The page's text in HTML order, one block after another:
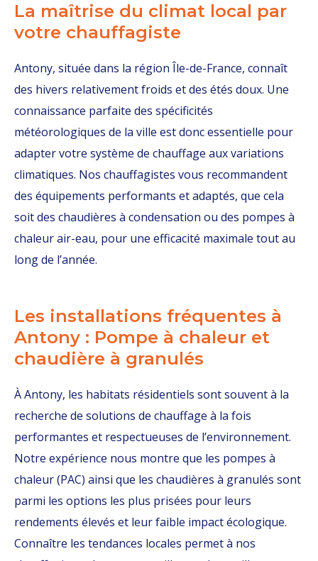
La maîtrise du climat local par
votre chauffagiste
Antony, située dans la région Île-de-France, connaît
des hivers relativement froids et des étés doux. Une
connaissance parfaite des spécificités
météorologiques de la ville est donc essentielle pour
adapter votre système de chauffage aux variations
climatiques. Nos chauffagistes vous recommandent
des équipements performants et adaptés, que cela
soit des chaudières à condensation ou des pompes à
chaleur air-eau, pour une efficacité maximale tout au
long de l’année.
Les installations fréquentes à
Antony : Pompe à chaleur et
chaudière à granulés
À Antony, les habitats résidentiels sont souvent à la
recherche de solutions de chauffage à la fois
performantes et respectueuses de l’environnement.
Notre expérience nous montre que les pompes à
chaleur (PAC) ainsi que les chaudières à granulés sont
parmi les options les plus prisées pour leurs
rendements élevés et leur faible impact écologique.
Connaître les tendances locales permet à nos